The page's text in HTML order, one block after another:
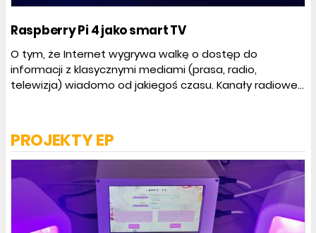
Raspberry Pi 4 jako smart TV
O tym, że Internet wygrywa walkę o dostęp do
informacji z klasycznymi mediami (prasa, radio,
telewizja) wiadomo od jakiegoś czasu. Kanały radiowe...
PROJEKTY EP